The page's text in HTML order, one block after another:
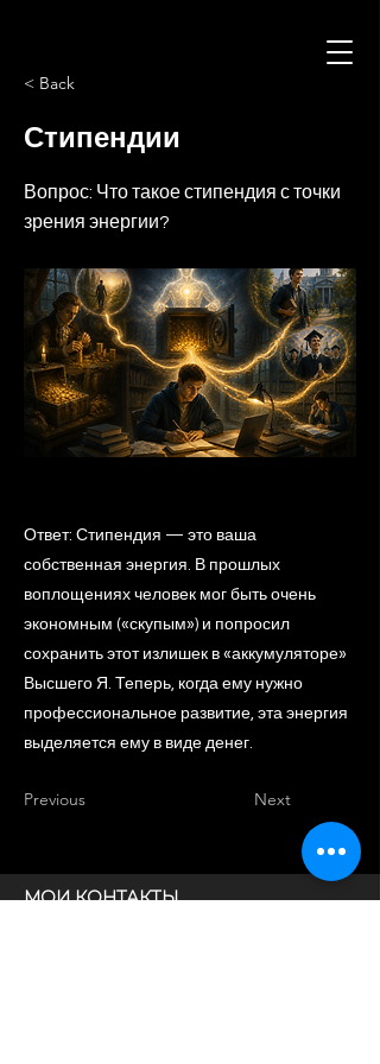
< Back
Стипендии
Вопрос: Что такое стипендия с точки
зрения энергии?
Ответ: Стипендия — это ваша
собственная энергия. В прошлых
воплощениях человек мог быть очень
экономным («скупым») и попросил
сохранить этот излишек в «аккумуляторе»
Высшего Я. Теперь, когда ему нужно
профессиональное развитие, эта энергия
выделяется ему в виде денег.
Previous Next
МОИ КОНТАКТЫ